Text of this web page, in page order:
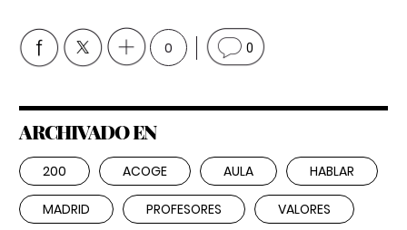
0 0
ARCHIVADO EN
200 ACOGE AULA HABLAR
MADRID PROFESORES VALORES